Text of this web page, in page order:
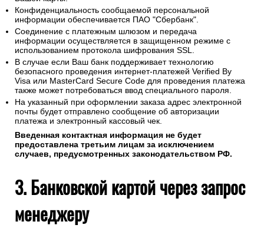
Конфиденциальность сообщаемой персональной
информации обеспечивается ПАО "Сбербанк".
Соединение с платежным шлюзом и передача
информации осуществляется в защищенном режиме с
использованием протокола шифрования SSL.
В случае если Ваш банк поддерживает технологию
безопасного проведения интернет-платежей Verified By
Visa или MasterCard Secure Code для проведения платежа
также может потребоваться ввод специального пароля.
На указанный при оформлении заказа адрес электронной
почты будет отправлено сообщение об авторизации
платежа и электронный кассовый чек.
Введенная контактная информация не будет
предоставлена третьим лицам за исключением
случаев, предусмотренных законодательством РФ.
3. Банковской картой через запрос
менеджеру